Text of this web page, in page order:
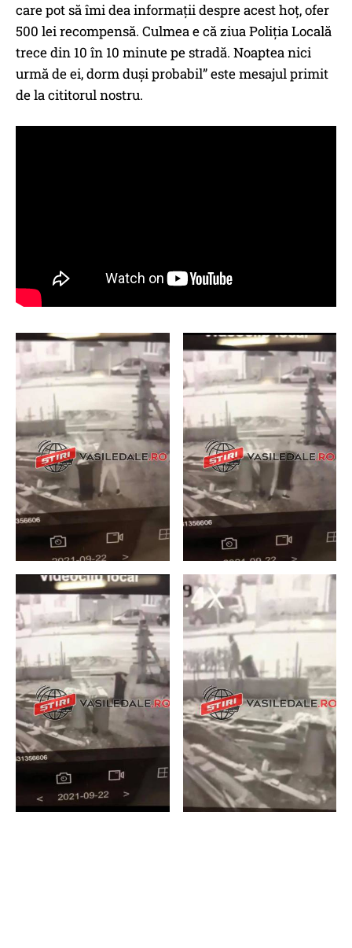
care pot să îmi dea informații despre acest hoț, ofer
500 lei recompensă. Culmea e că ziua Poliția Locală
trece din 10 în 10 minute pe stradă. Noaptea nici
urmă de ei, dorm duși probabil” este mesajul primit
de la cititorul nostru.